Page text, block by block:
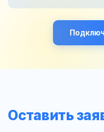
Оставить